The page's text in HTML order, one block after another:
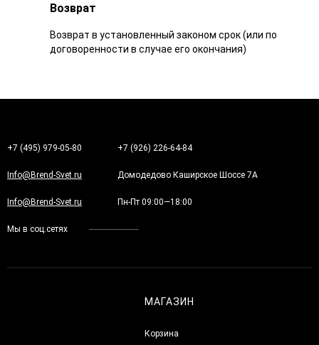
Возврат
Возврат в установленный законом срок (или по
договоренности в случае его окончания)
+7 (495) 979-05-80 +7 (926) 226-64-84
Info@Brend-Svet.ru Домодедово Каширское Шоссе 7А
Info@Brend-Svet.ru Пн-Пт 09:00—18:00
Мы в соц.сетях
МАГАЗИН
Корзина